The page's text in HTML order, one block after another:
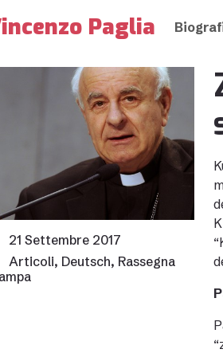
Paglia
21 Settembre 2017
Articoli, Deutsch, Rassegna